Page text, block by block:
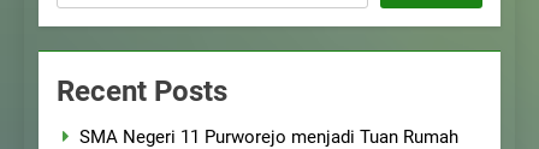
Recent Posts
SMA Negeri 11 Purworejo menjadi Tuan Rumah